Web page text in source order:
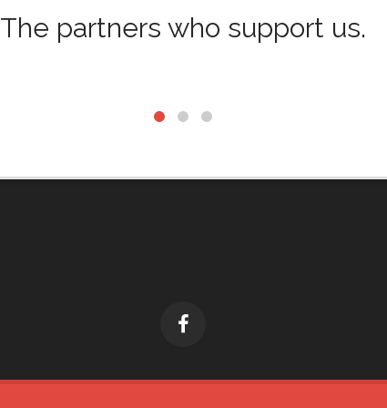
The partners who support us.